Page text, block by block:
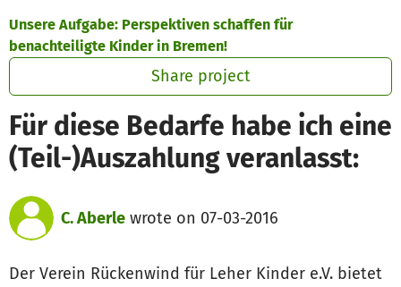
Unsere Aufgabe: Perspektiven schaffen für
benachteiligte Kinder in Bremen!
Share project
Für diese Bedarfe habe ich eine
(Teil-)Auszahlung veranlasst:
C. Aberle wrote on 07-03-2016
Der Verein Rückenwind für Leher Kinder e.V. bietet